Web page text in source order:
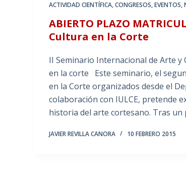
ACTIVIDAD CIENTÍFICA,CONGRESOS,EVENTOS,
ABIERTO PLAZO
Cultura en la Corte
II Seminario Internacional de Arte y
en la corte Este seminario, el
en la Corte organizados desde el
colaboración con IULCE, pretende
historia del arte cortesano. Tras
JAVIER REVILLA CANORA 10 FEBRERO 2015